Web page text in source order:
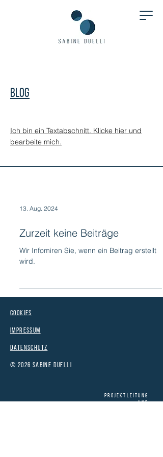
Blog
Ich bin ein Textabschnitt. Klicke hier und
bearbeite mich.
13. Aug. 2024
Zurzeit keine Beiträge
Wir Infomiren Sie, wenn ein Beitrag erstellt
wird.
Cookies
Impressum
Datenschutz
© 2026 Sabine Duelli
​​​Projektleitung
und